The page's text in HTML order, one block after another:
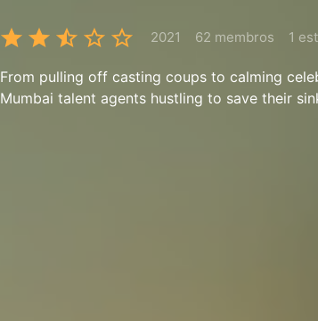
2021 62 membros 1
From pulling off casting coups to calming
Mumbai talent agents hustling to save their